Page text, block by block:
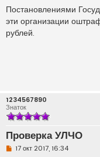
Постановлениями
эти организации
рублей.
1234567890
Знаток
Проверка УЛЧО
Н17 окт 2017, 16:34